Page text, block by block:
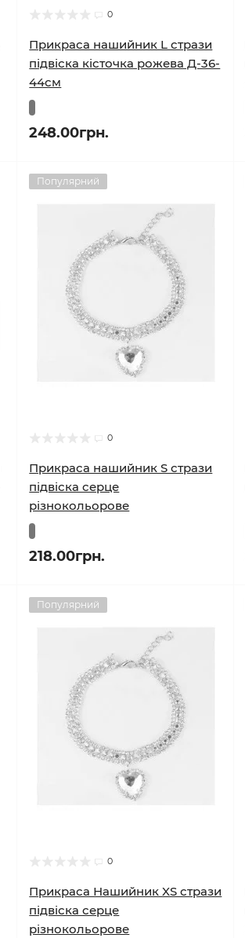
0
Прикраса нашийник L стрази
підвіска кісточка рожева Д-36-
44см
248.00грн.
Популярний
0
Прикраса нашийник S стрази
підвіска серце
різнокольорове
218.00грн.
Популярний
0
Прикраса Нашийник XS стрази
підвіска серце
різнокольорове